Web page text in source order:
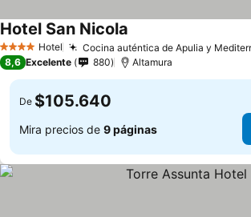
4 EstrellasHotel Cocina auténtica de Apulia y
Hotel San Nicola
8,6 Excelente 880 Altamura
De $105.640
Mira precios de 9 páginas